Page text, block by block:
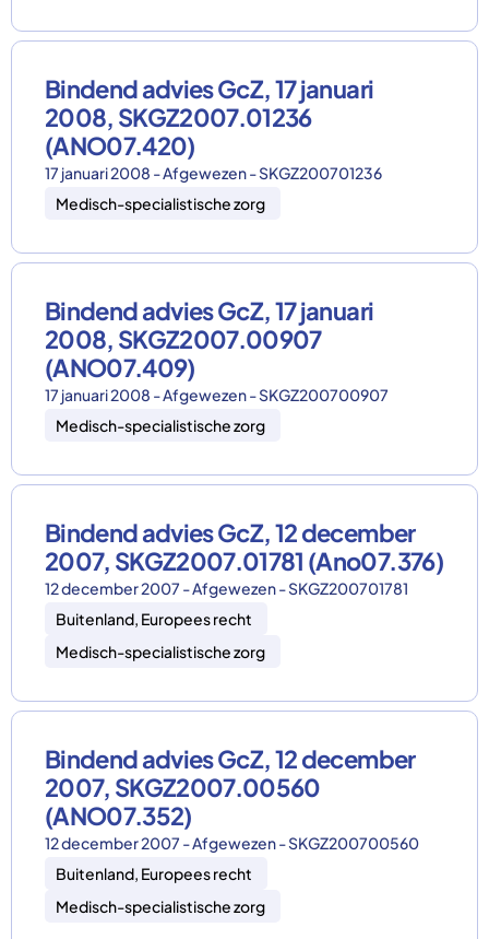
Bindend advies GcZ, 17 januari
2008, SKGZ2007.01236
(ANO07.420)
17 januari 2008 - Afgewezen - SKGZ200701236
Medisch-specialistische zorg
Bindend advies GcZ, 17 januari
2008, SKGZ2007.00907
(ANO07.409)
17 januari 2008 - Afgewezen - SKGZ200700907
Medisch-specialistische zorg
Bindend advies GcZ, 12 december
2007, SKGZ2007.01781 (Ano07.376)
12 december 2007 - Afgewezen - SKGZ200701781
Buitenland, Europees recht
Medisch-specialistische zorg
Bindend advies GcZ, 12 december
2007, SKGZ2007.00560
(ANO07.352)
12 december 2007 - Afgewezen - SKGZ200700560
Buitenland, Europees recht
Medisch-specialistische zorg